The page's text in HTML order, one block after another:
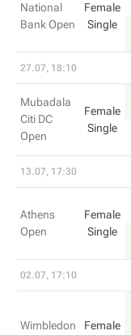
National
Bank Open
Female
Single
27.07, 18:10
Mubadala
Citi DC
Open
Female
Single
13.07, 17:30
Athens
Open
Female
Single
02.07, 17:10
Wimbledon
Female